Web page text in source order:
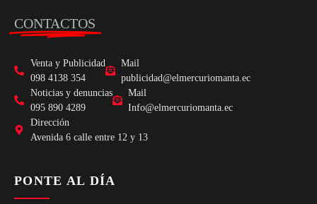
CONTACTOS
Venta y Publicidad
098 4138 354
Mail
publicidad@elmercuriomanta.ec
Noticias y denuncias
095 890 4289
Mail
Info@elmercuriomanta.ec
Dirección
Avenida 6 calle entre 12 y 13
PONTE AL DÍA